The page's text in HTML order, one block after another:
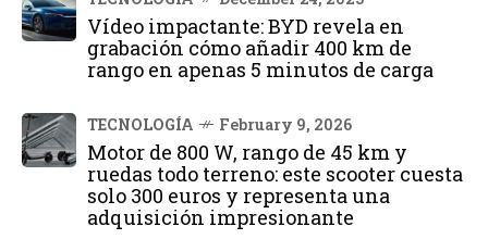
Vídeo impactante: BYD revela en
grabación cómo añadir 400 km de
rango en apenas 5 minutos de carga
TECNOLOGÍA February 9, 2026
Motor de 800 W, rango de 45 km y
ruedas todo terreno: este scooter cuesta
solo 300 euros y representa una
adquisición impresionante